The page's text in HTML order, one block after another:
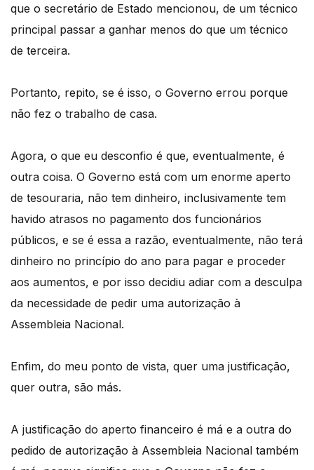
que o secretário de Estado mencionou, de um técnico
principal passar a ganhar menos do que um técnico
de terceira.
Portanto, repito, se é isso, o Governo errou porque
não fez o trabalho de casa.
Agora, o que eu desconfio é que, eventualmente, é
outra coisa. O Governo está com um enorme aperto
de tesouraria, não tem dinheiro, inclusivamente tem
havido atrasos no pagamento dos funcionários
públicos, e se é essa a razão, eventualmente, não terá
dinheiro no princípio do ano para pagar e proceder
aos aumentos, e por isso decidiu adiar com a desculpa
da necessidade de pedir uma autorização à
Assembleia Nacional.
Enfim, do meu ponto de vista, quer uma justificação,
quer outra, são más.
A justificação do aperto financeiro é má e a outra do
pedido de autorização à Assembleia Nacional também